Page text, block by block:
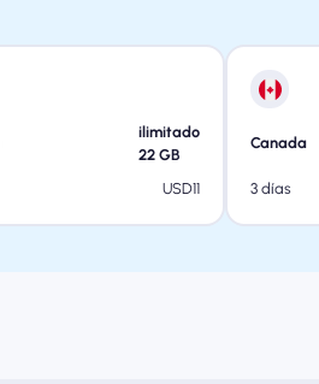
ilimitado
22 GB
USD11
Canada
3 días